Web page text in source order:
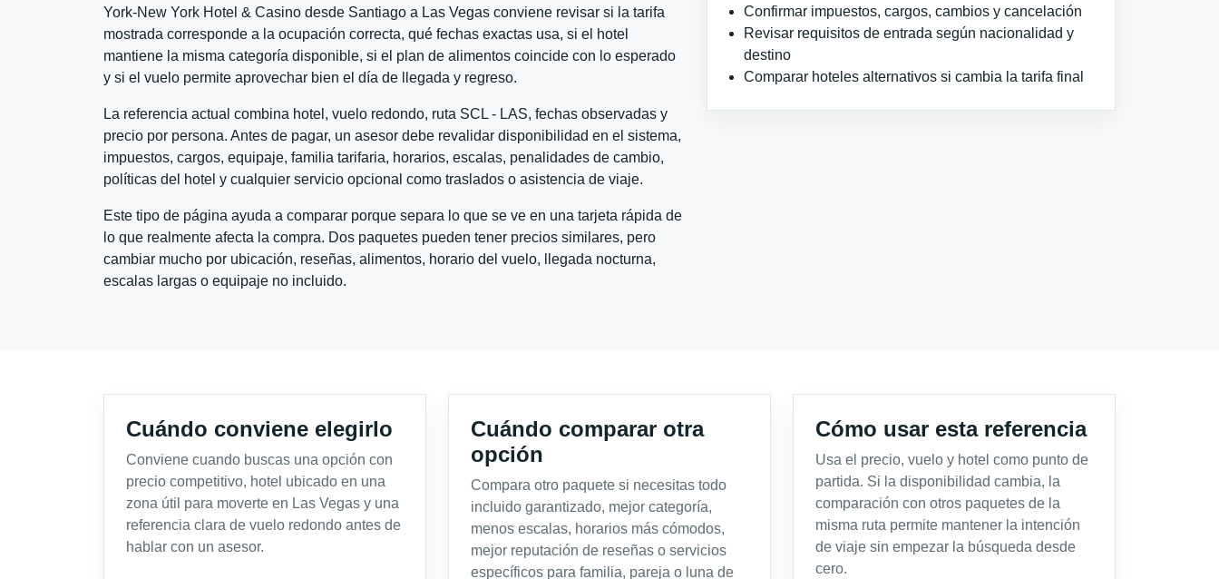
York-New York Hotel & Casino desde Santiago a Las Vegas conviene revisar si la tarifa
mostrada corresponde a la ocupación correcta, qué fechas exactas usa, si el hotel
mantiene la misma categoría disponible, si el plan de alimentos coincide con lo esperado
y si el vuelo permite aprovechar bien el día de llegada y regreso.
La referencia actual combina hotel, vuelo redondo, ruta SCL - LAS, fechas observadas y
precio por persona. Antes de pagar, un asesor debe revalidar disponibilidad en el sistema,
impuestos, cargos, equipaje, familia tarifaria, horarios, escalas, penalidades de cambio,
políticas del hotel y cualquier servicio opcional como traslados o asistencia de viaje.
Este tipo de página ayuda a comparar porque separa lo que se ve en una tarjeta rápida de
lo que realmente afecta la compra. Dos paquetes pueden tener precios similares, pero
cambiar mucho por ubicación, reseñas, alimentos, horario del vuelo, llegada nocturna,
escalas largas o equipaje no incluido.
Confirmar impuestos, cargos, cambios y cancelación
Revisar requisitos de entrada según nacionalidad y
destino
Comparar hoteles alternativos si cambia la tarifa final
Cuándo conviene elegirlo
Conviene cuando buscas una opción con
precio competitivo, hotel ubicado en una
zona útil para moverte en Las Vegas y una
referencia clara de vuelo redondo antes de
hablar con un asesor.
Cuándo comparar otra
opción
Compara otro paquete si necesitas todo
incluido garantizado, mejor categoría,
menos escalas, horarios más cómodos,
mejor reputación de reseñas o servicios
específicos para familia, pareja o luna de
Cómo usar esta referencia
Usa el precio, vuelo y hotel como punto de
partida. Si la disponibilidad cambia, la
comparación con otros paquetes de la
misma ruta permite mantener la intención
de viaje sin empezar la búsqueda desde
cero.